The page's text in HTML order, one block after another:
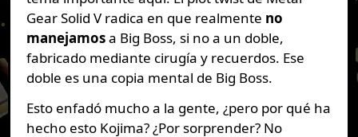
Gear Solid V radica en que realmente no
manejamosa Big Boss, si no a un doble,
fabricado mediante cirugía y recuerdos. Ese
doble es una copia mental de Big Boss.
Esto enfadó mucho a la gente, ¿pero por qué ha
hecho esto Kojima? ¿Por sorprender? No